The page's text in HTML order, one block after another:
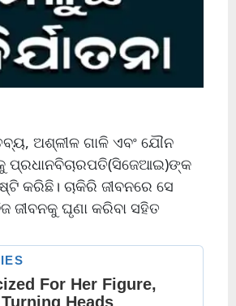
ଅଶ୍ଳୀଳ ଗାଳି ଏବଂ ଯୌନ
ପ୍ରଧାନବିଚାରପତି(ସିଜେଆଇ)ଙ୍କ
କରିଛି। ଚାକିରି ଜୀବନରେ ସେ
ଜୀବନକୁ ଘୃଣା କରିବା ସହିତ